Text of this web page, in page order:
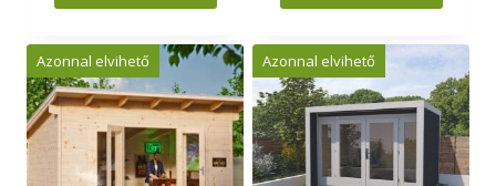
a
terméknek
több
variációja
van.
Azonnal elvihető Azonnal elvihető